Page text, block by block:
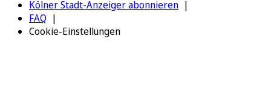
Kölner Stadt-Anzeiger abonnieren
FAQ
Cookie-Einstellungen